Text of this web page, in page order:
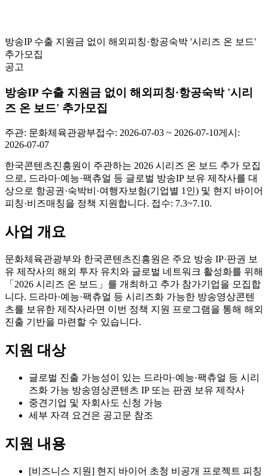
방송IP 수출 지원금 없이 해외피칭·항공숙박 '시리즈 온 보드'
추가모집
공고
방송IP 수출 지원금 없이 해외피칭·항공숙박 '시리
즈 온 보드' 추가모집
주관: 문화체육관광부접수: 2026-07-03 ~ 2026-07-10게시:
2026-07-07
한국콘텐츠진흥원이 주관하는 2026 시리즈 온 보드 추가 모집
으로, 드라마·예능·팩츄얼 등 글로벌 방송IP 보유 제작사를 대
상으로 항공권·숙박비·여행자보험(기업별 1인) 및 현지 바이어
피칭·비즈매칭을 정책 지원합니다. 접수: 7.3~7.10.
사업 개요
문화체육관광부와 한국콘텐츠진흥원은 주요 방송 IP·판권 보
유 제작사의 해외 투자 유치와 글로벌 네트워크 활성화를 위해
「2026 시리즈 온 보드」를 개최하고 추가 참가기업을 모집합
니다. 드라마·예능·팩츄얼 등 시리즈화 가능한 방송영상콘텐
츠를 보유한 제작사라면 이번 정책 지원 프로그램을 통해 해외
진출 기반을 마련할 수 있습니다.
지원 대상
글로벌 진출 가능성이 있는 드라마·예능·팩츄얼 등 시리
즈화 가능 방송영상콘텐츠 IP 또는 판권 보유 제작사
중견기업 및 자회사도 신청 가능
세부 자격 요건은 공고문 참조
지원 내용
[비즈니스 지원] 현지 바이어 초청 비공개 프로젝트 피칭